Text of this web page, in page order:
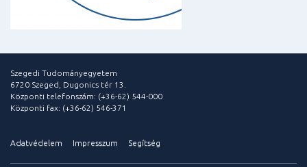
Szegedi Tudományegyetem
6720 Szeged, Dugonics tér 13.
Központi telefonszám: (+36-62) 544-000
Központi fax: (+36-62) 546-371
Adatvédelem Impresszum Segítség